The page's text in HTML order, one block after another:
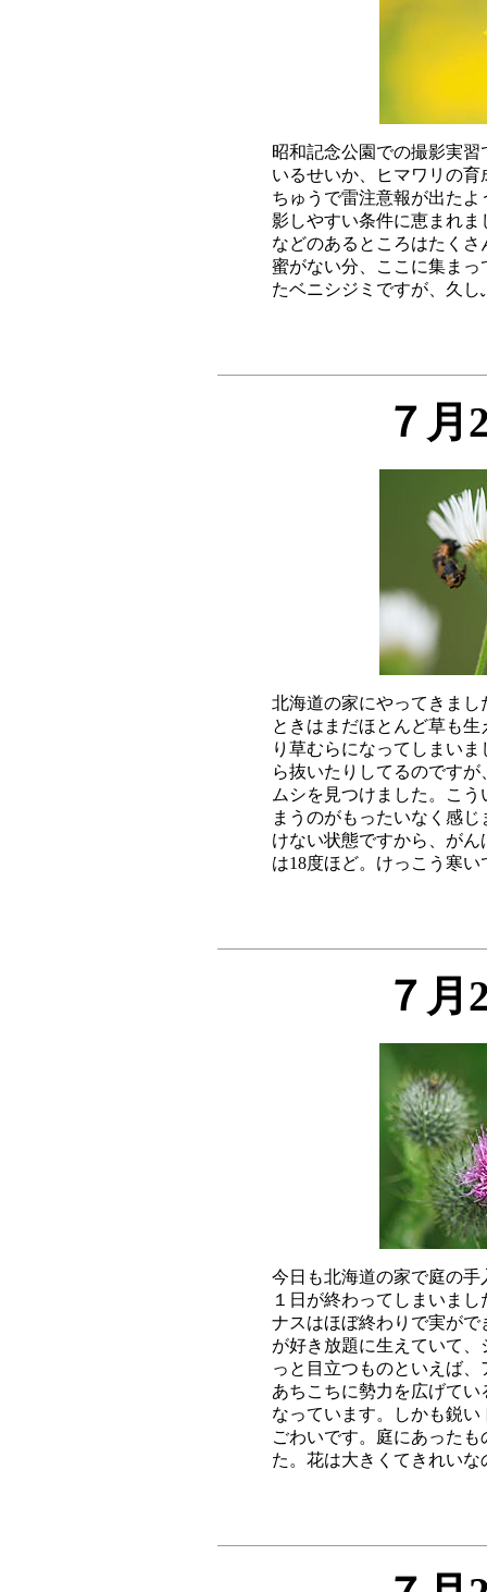
昭和記念公園での撮影実
いるせいか、ヒマワリの
ちゅうで雷注意報が出た
影しやすい条件に恵まれ
などのあるところはたく
蜜がない分、ここに集ま
７月
北海道の家にやってきま
ときはまだほとんど草も
り草むらになってしまい
ら抜いたりしてるのです
ムシを見つけました。こ
まうのがもったいなく感
けない状態ですから、が
７月
今日も北海道の家で庭の
１日が終わってしまいま
ナスはほぼ終わりで実が
が好き放題に生えていて
っと目立つものといえば
あちこちに勢力を広げて
なっています。しかも鋭
ごわいです。庭にあった